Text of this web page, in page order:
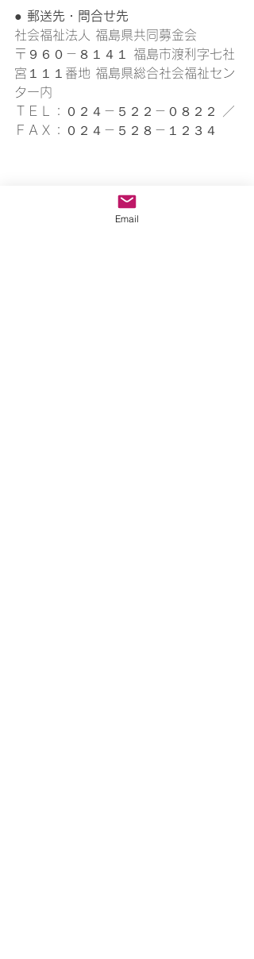
● 郵送先・問合せ先
社会福祉法人 福島県共同募金会
〒９６０－８１４１ 福島市渡利字七社
宮１１１番地 福島県総合社会福祉セン
ター内
ＴＥＬ：０２４－５２２－０８２２ ／
ＦＡＸ：０２４－５２８－１２３４
Email